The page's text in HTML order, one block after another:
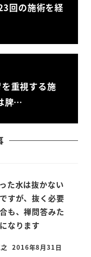
回の施術を経
を重視する施
脾…
た水は抜かない
すが、抜く必要
も、禅問答みた
なります
投稿日
2016年8月31日